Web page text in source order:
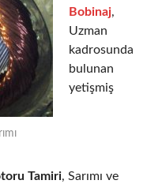
Bobinaj,
Uzman
kadrosunda
bulunan
yetişmiş
Tamiri, Sarımı ve